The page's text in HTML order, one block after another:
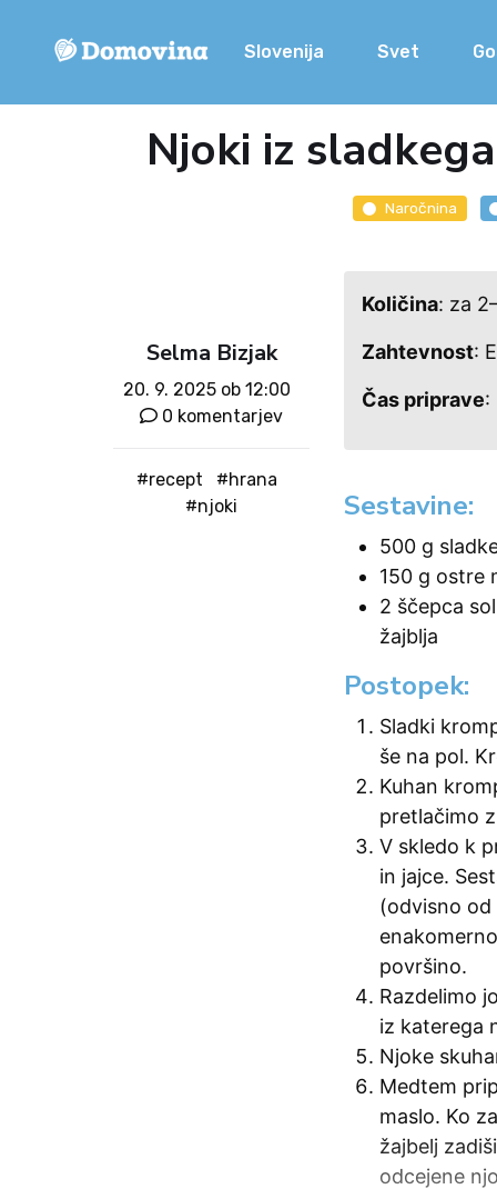
Slovenija Svet
Njoki iz
Selma Bizjak
20. 9. 2025 ob 12:00
0 komentarjev
#recept
#hrana
#njoki
Naročnina
Količina: za
Zahtevnost:
Čas priprave:
Sestavine:
500 g
150 g ostre
2 ščepca
žajblja
Postopek:
Sladki
še na pol.
Kuhan
pretlačimo
V skledo k
in jajce.
(odvisno
površino.
Razdelimo
iz katerega
Njoke
Medtem
maslo. Ko
žajbelj
odcejene